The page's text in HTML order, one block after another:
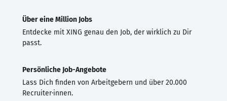
Über eine Million Jobs
Entdecke mit XING genau den Job, der wirklich zu Dir
passt.
Persönliche Job-Angebote
Lass Dich finden von Arbeitgebern und über 20.000
Recruiter·innen.